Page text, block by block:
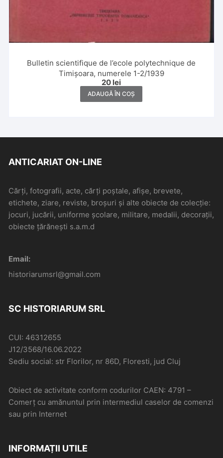
Bulletin scientifique de l’ecole polytechnique de
Timișoara, numerele 1-2/1939
20 lei
ADAUGĂ ÎN COȘ
ANTICARIAT ON-LINE
Cărți, fotografii, acte, cărți poștale, afișe, brevete,
etichete, ziare, reviste, broșuri și alte obiecte de colecție:
jocuri, jucării, uniforme școlare, militare, medalii, decorații,
obiecte țărănești s.a.m.d
Email:
historiarumsrl@gmail.com
SC HISTORIARUM SRL
CUI: 46312655
J12/3568/16.06.2022
Sediu social: str Florilor, nr 86D, Floresti, jud Cluj
Obiect de activitate conform codurilor CAEN: 4791 –
Comerţ cu amănuntul prin intermediul caselor de comenzi
sau prin Internet
INFORMAȚII UTILE